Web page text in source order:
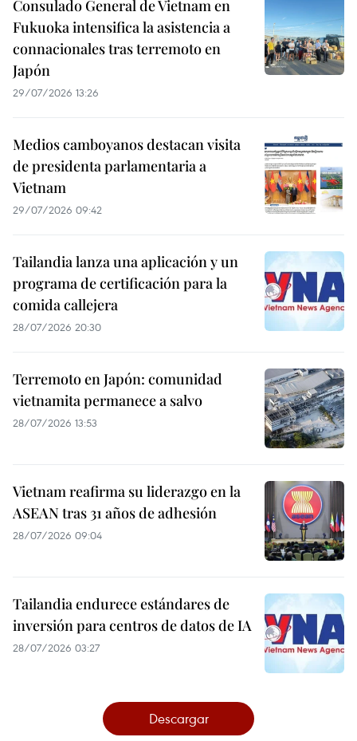
Consulado General de Vietnam en
Fukuoka intensifica la asistencia a
connacionales tras terremoto en
Japón
29/07/2026 13:26
Medios camboyanos destacan visita
de presidenta parlamentaria a
Vietnam
29/07/2026 09:42
Tailandia lanza una aplicación y un
programa de certificación para la
comida callejera
28/07/2026 20:30
Terremoto en Japón: comunidad
vietnamita permanece a salvo
28/07/2026 13:53
Vietnam reafirma su liderazgo en la
ASEAN tras 31 años de adhesión
28/07/2026 09:04
Tailandia endurece estándares de
inversión para centros de datos de IA
28/07/2026 03:27
Descargar